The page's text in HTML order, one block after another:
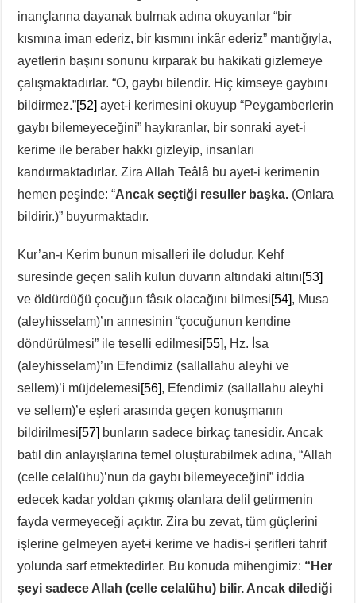
inançlarına dayanak bulmak adına okuyanlar “bir
kısmına iman ederiz, bir kısmını inkâr ederiz” mantığıyla,
ayetlerin başını sonunu kırparak bu hakikati gizlemeye
çalışmaktadırlar. “O, gaybı bilendir. Hiç kimseye gaybını
bildirmez.”[52] ayet-i kerimesini okuyup “Peygamberlerin
gaybı bilemeyeceğini” haykıranlar, bir sonraki ayet-i
kerime ile beraber hakkı gizleyip, insanları
kandırmaktadırlar. Zira Allah Teâlâ bu ayet-i kerimenin
hemen peşinde: “Ancak seçtiği resuller başka. (Onlara
bildirir.)” buyurmaktadır.
Kur’an-ı Kerim bunun misalleri ile doludur. Kehf
suresinde geçen salih kulun duvarın altındaki altını[53]
ve öldürdüğü çocuğun fâsık olacağını bilmesi[54], Musa
(aleyhisselam)’ın annesinin “çocuğunun kendine
döndürülmesi” ile teselli edilmesi[55], Hz. İsa
(aleyhisselam)’ın Efendimiz (sallallahu aleyhi ve
sellem)’i müjdelemesi[56], Efendimiz (sallallahu aleyhi
ve sellem)’e eşleri arasında geçen konuşmanın
bildirilmesi[57] bunların sadece birkaç tanesidir. Ancak
batıl din anlayışlarına temel oluşturabilmek adına, “Allah
(celle celalühu)’nun da gaybı bilemeyeceğini” iddia
edecek kadar yoldan çıkmış olanlara delil getirmenin
fayda vermeyeceği açıktır. Zira bu zevat, tüm güçlerini
işlerine gelmeyen ayet-i kerime ve hadis-i şerifleri tahrif
yolunda sarf etmektedirler. Bu konuda mihengimiz: “Her
şeyi sadece Allah (celle celalühu) bilir. Ancak dilediği